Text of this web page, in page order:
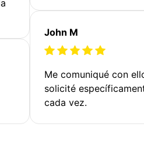
John M
Me comuniqué con
solicité
cada vez.